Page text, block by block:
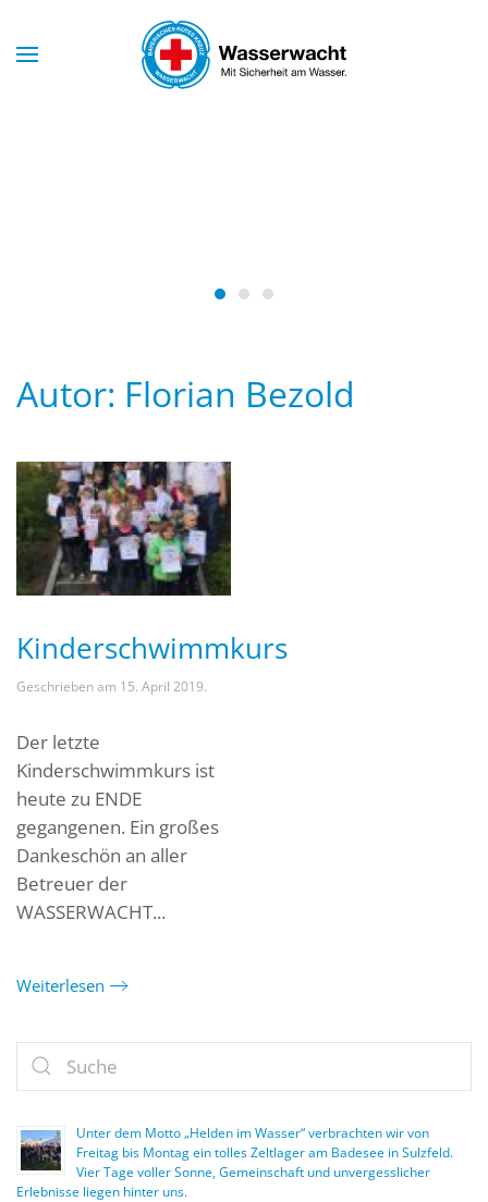
Skip to main content
BAYERN
Wasserwacht Bayern
Wasserwacht Bayern
Autor: Florian Bezold
Kinderschwimmkurs
Geschrieben am 15. April 2019.
Der letzte
Kinderschwimmkurs ist
heute zu ENDE
gegangenen. Ein großes
Dankeschön an aller
Betreuer der
WASSERWACHT...
Weiterlesen
Unter dem Motto „Helden im Wasser“ verbrachten wir von
Freitag bis Montag ein tolles Zeltlager am Badesee in Sulzfeld.
Vier Tage voller Sonne, Gemeinschaft und unvergesslicher
Erlebnisse liegen hinter uns.